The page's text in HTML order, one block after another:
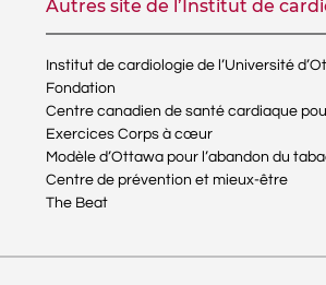
Autres site de l’Institut de
Institut de cardiologie de l’Université
Fondation
Centre canadien de santé cardiaque
Exercices Corps à cœur
Modèle d’Ottawa pour l’abandon du
Centre de prévention et mieux-être
The Beat